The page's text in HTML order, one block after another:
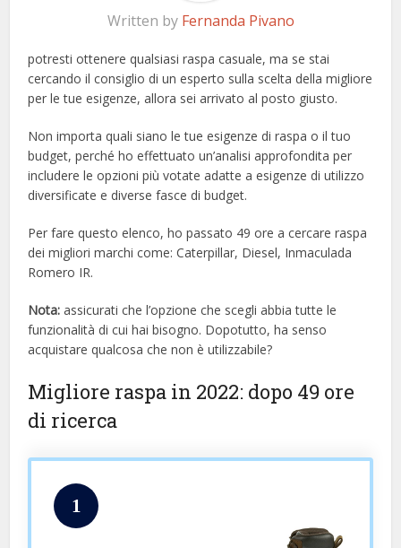
Written by Fernanda Pivano
potresti ottenere qualsiasi raspa casuale, ma se stai
cercando il consiglio di un esperto sulla scelta della migliore
per le tue esigenze, allora sei arrivato al posto giusto.
Non importa quali siano le tue esigenze di raspa o il tuo
budget, perché ho effettuato un’analisi approfondita per
includere le opzioni più votate adatte a esigenze di utilizzo
diversificate e diverse fasce di budget.
Per fare questo elenco, ho passato 49 ore a cercare raspa
dei migliori marchi come: Caterpillar, Diesel, Inmaculada
Romero IR.
Nota: assicurati che l’opzione che scegli abbia tutte le
funzionalità di cui hai bisogno. Dopotutto, ha senso
acquistare qualcosa che non è utilizzabile?
Migliore raspa in 2022: dopo 49 ore
di ricerca
1